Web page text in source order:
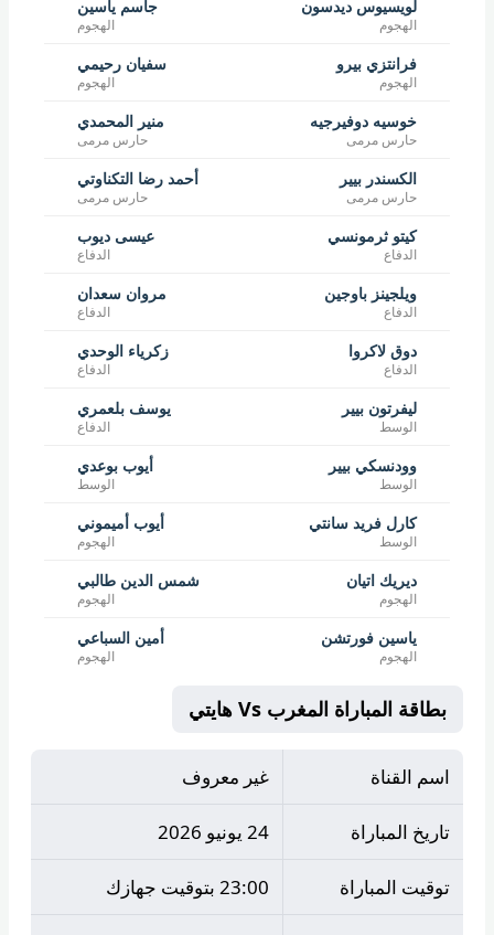
جاسم ياسين
الهجوم
سفيان رحيمي
الهجوم
منير المحمدي
حارس مرمى
أحمد رضا التكناوتي
حارس مرمى
عيسى ديوب
الدفاع
مروان سعدان
الدفاع
زكرياء الوحدي
الدفاع
يوسف بلعمري
الدفاع
أيوب بوعدي
الوسط
أيوب أميموني
الهجوم
شمس الدين طالبي
الهجوم
أمين السباعي
الهجوم
لويسيوس ديدسون
الهجوم
فرانتزي بيرو
الهجوم
خوسيه دوفيرجيه
حارس مرمى
الكسندر بيير
حارس مرمى
كيتو ثرمونسي
الدفاع
ويلجينز باوجين
الدفاع
دوق لاكروا
الدفاع
ليفرتون بيير
الوسط
وودنسكي بيير
الوسط
كارل فريد سانتي
الوسط
ديريك اتيان
الهجوم
ياسين فورتشن
الهجوم
بطاقة المباراة المغرب Vs هايتي
اسم القناة غير معروف
تاريخ المباراة 24 يونيو 2026
توقيت المباراة 23:00 بتوقيت جهازك